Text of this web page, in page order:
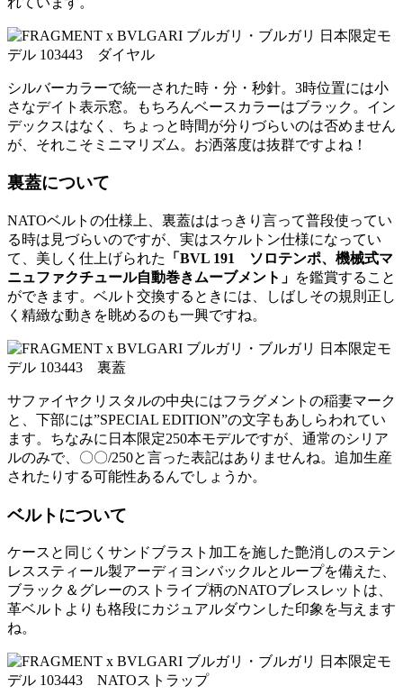
シルバーカラーで統一された時・分・秒針。3時位置には小
さなデイト表示窓。もちろんベースカラーはブラック。イン
デックスはなく、ちょっと時間が分りづらいのは否めません
が、それこそミニマリズム。お洒落度は抜群ですよね！
裏蓋について
NATOベルトの仕様上、裏蓋ははっきり言って普段使ってい
る時は見づらいのですが、実はスケルトン仕様になってい
て、美しく仕上げられた
「BVL 191 ソロテンポ、機械式マ
ニュファクチュール自動巻きムーブメント」 を鑑賞すること
ができます。ベルト交換するときには、しばしその規則正し
く精緻な動きを眺めるのも一興ですね。
サファイヤクリスタルの中央にはフラグメントの稲妻マーク
と、下部には”SPECIAL EDITION”の文字もあしらわれてい
ます。ちなみに日本限定250本モデルですが、通常のシリア
ルのみで、〇〇/250と言った表記はありませんね。追加生産
されたりする可能性あるんでしょうか。
ベルトについて
ケースと同じくサンドブラスト加工を施した艶消しのステン
レススティール製アーディヨンバックルとループを備えた、
ブラック＆グレーのストライプ柄のNATOブレスレットは、
革ベルトよりも格段にカジュアルダウンした印象を与えます
ね。